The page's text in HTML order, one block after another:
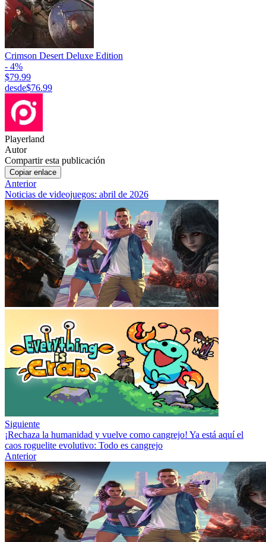
Crimson Desert Deluxe Edition
- 4%
$79.99
desde$76.99
Playerland
Autor
Compartir esta publicación
Copiar enlace
Anterior
Noticias de videojuegos: abril de 2026
Siguiente
¡Rechaza la humanidad y vuelve como cangrejo! Ya está aquí el
caos roguelite evolutivo: Todo es cangrejo
Anterior